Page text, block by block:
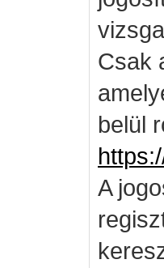
Csak
belül
A